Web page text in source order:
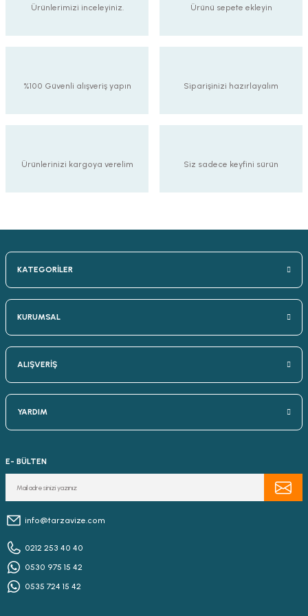
Ürünlerimizi inceleyiniz. Ürünü sepete ekleyin
%100 Güvenli alışveriş yapın Siparişinizi hazırlayalım
Ürünlerinizi kargoya verelim Siz sadece keyfini sürün
KATEGORİLER
KURUMSAL
ALIŞVERİŞ
YARDIM
E- BÜLTEN
info@tarzavize.com
0212 253 40 40
0530 975 15 42
0535 724 15 42